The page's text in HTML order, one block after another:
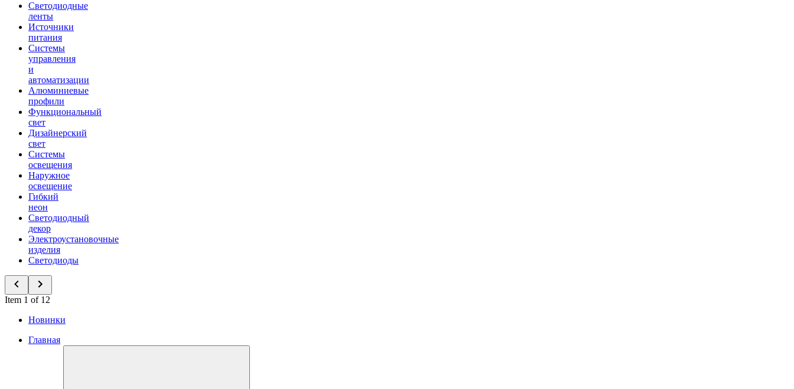
Светодиодные
ленты
Источники
питания
Системы
управления
и
автоматизации
Алюминиевые
профили
Функциональный
свет
Дизайнерский
свет
Системы
освещения
Наружное
освещение
Гибкий
неон
Светодиодный
декор
Электроустановочные
изделия
Светодиоды
Item 1 of 12
Новинки
Главная